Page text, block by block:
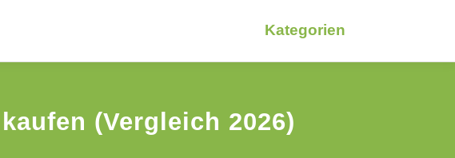
Kategorien
(Vergleich 2026)